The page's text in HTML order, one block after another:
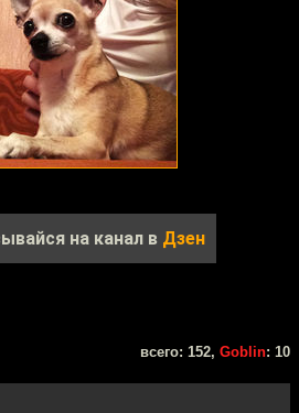
на канал в Дзен
всего: 152, Goblin: 10